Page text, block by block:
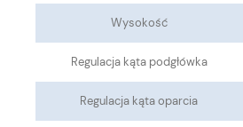
Wysokość
Regulacja kąta podgłówka
Regulacja kąta oparcia